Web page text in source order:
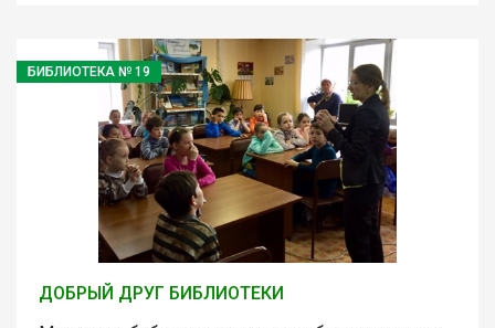
БИБЛИОТЕКА № 19
ДОБРЫЙ ДРУГ БИБЛИОТЕКИ